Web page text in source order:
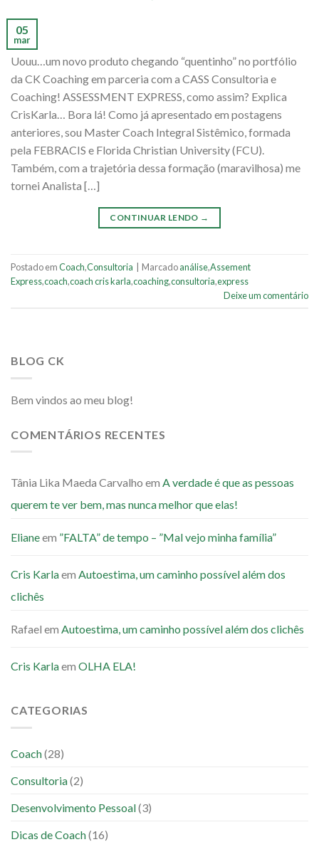
05
mar
Uouu…um novo produto chegando “quentinho” no portfólio
da CK Coaching em parceria com a CASS Consultoria e
Coaching! ASSESSMENT EXPRESS, como assim? Explica
CrisKarla… Bora lá! Como já apresentado em postagens
anteriores, sou Master Coach Integral Sistêmico, formada
pela FEBRACIS e Florida Christian University (FCU).
Também, com a trajetória dessa formação (maravilhosa) me
tornei Analista […]
CONTINUAR LENDO →
Postado emCoach,Consultoria Marcadoanálise,Assement
Express,coach,coach cris karla,coaching,consultoria,express
Deixe um comentário
BLOG CK
Bem vindos ao meu blog!
COMENTÁRIOS RECENTES
Tânia Lika Maeda Carvalho em A verdade é que as pessoas
querem te ver bem, mas nunca melhor que elas!
Elianeem ”FALTA” de tempo – ”Mal vejo minha família”
Cris Karlaem Autoestima, um caminho possível além dos
clichês
Rafael em Autoestima, um caminho possível além dos clichês
Cris Karlaem OLHA ELA!
CATEGORIAS
Coach(28)
Consultoria(2)
Desenvolvimento Pessoal(3)
Dicas de Coach(16)